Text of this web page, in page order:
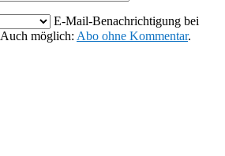
E-Mail-Benachrichtigung bei
möglich: Abo ohne Kommentar.